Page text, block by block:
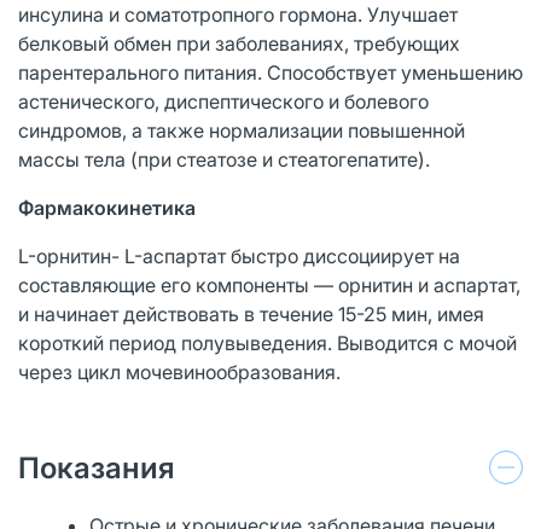
инсулина и соматотропного гормона. Улучшает
белковый обмен при заболеваниях, требующих
парентерального питания. Способствует уменьшению
астенического, диспептического и болевого
синдромов, а также нормализации повышенной
массы тела (при стеатозе и стеатогепатите).
Фармакокинетика
L-орнитин- L-аспартат быстро диссоциирует на
составляющие его компоненты — орнитин и аспартат,
и начинает действовать в течение 15-25 мин, имея
короткий период полувыведения. Выводится с мочой
через цикл мочевинообразования.
Показания